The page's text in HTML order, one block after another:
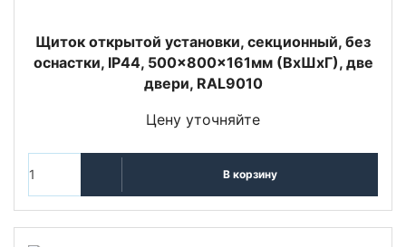
Щиток открытой установки, секционный, без
оснастки, IP44, 500x800x161мм (ВхШхГ), две
двери, RAL9010
Цену уточняйте
В корзину